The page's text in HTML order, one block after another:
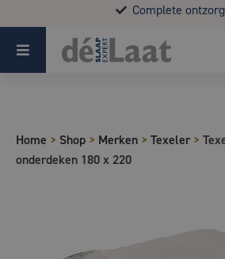
Complete
Koopzondag 29 maart in Bladel
Home > Shop > Merken > Texeler>
onderdeken 180 x 220